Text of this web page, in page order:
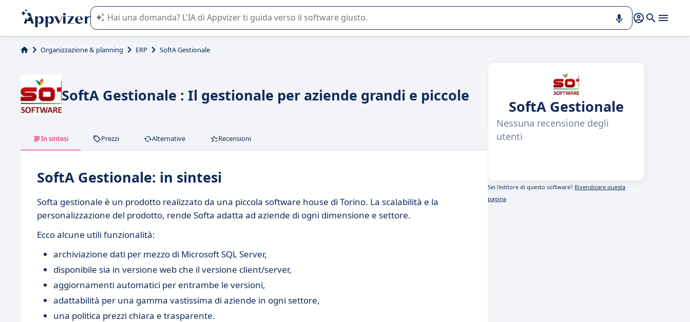
L'IA di Appvizer vi guida nell'utilizzo o nella scelta di un software SaaS per la vostra azienda.
Organizzazione & planning ERP SoftA Gestionale
SoftA Gestionale : Il gestionale per aziende grandi e piccole
In sintesi Prezzi Alternative Recensioni
SoftA Gestionale: in sintesi
Softa gestionale è un prodotto realizzato da una piccola software house di Torino. La scalabilità e la
personalizzazione del prodotto, rende Softa adatta ad aziende di ogni dimensione e settore.
Ecco alcune utili funzionalità:
archiviazione dati per mezzo di Microsoft SQL Server,
disponibile sia in versione web che il versione client/server,
aggiornamenti automatici per entrambe le versioni,
adattabilità per una gamma vastissima di aziende in ogni settore,
una politica prezzi chiara e trasparente.
SoftA Gestionale
Nessuna recensione degli
utenti
Sei l'editore di questo software? Rivendicare questa
pagina